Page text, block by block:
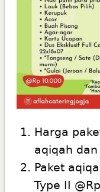
Harga
aqiqah
Paket
Type II